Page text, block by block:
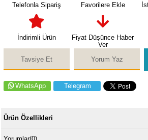
Telefonla Sipariş Favorilere Ekle
İndirimli Ürün
Fiyat Düşünce Haber
Ver
Tavsiye Et Yorum Yaz
WhatsApp Telegram
Ürün Özellikleri